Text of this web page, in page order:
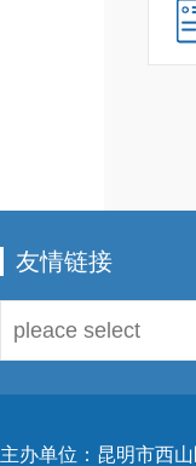
友情链接
主办单位：昆明市西